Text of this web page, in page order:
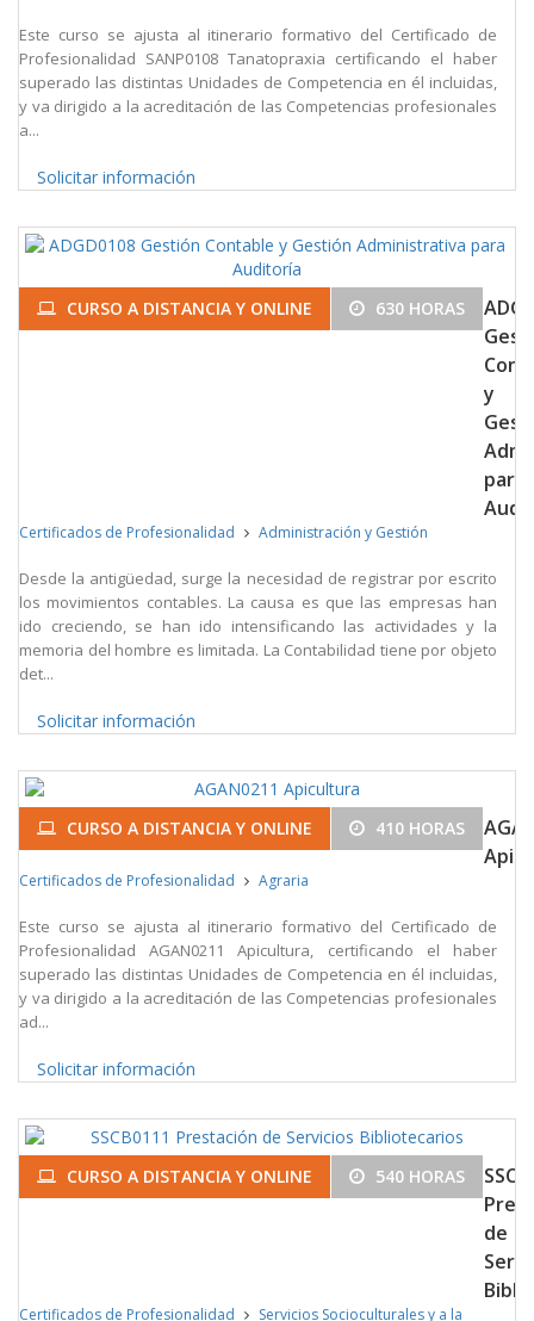
Este curso se ajusta al itinerario formativo del Certificado de
Profesionalidad SANP0108 Tanatopraxia certificando el haber
superado las distintas Unidades de Competencia en él incluidas,
y va dirigido a la acreditación de las Competencias profesionales
a...
Solicitar información
CURSO A DISTANCIA Y ONLINE 630 HORAS
y
para
Certificados de Profesionalidad Administración y Gestión
Desde la antigüedad, surge la necesidad de registrar por escrito
los movimientos contables. La causa es que las empresas han
ido creciendo, se han ido intensificando las actividades y la
memoria del hombre es limitada. La Contabilidad tiene por objeto
det...
Solicitar información
CURSO A DISTANCIA Y ONLINE 410 HORAS
Certificados de Profesionalidad Agraria
Este curso se ajusta al itinerario formativo del Certificado de
Profesionalidad AGAN0211 Apicultura, certificando el haber
superado las distintas Unidades de Competencia en él incluidas,
y va dirigido a la acreditación de las Competencias profesionales
ad...
Solicitar información
CURSO A DISTANCIA Y ONLINE 540 HORAS
de
Certificados de Profesionalidad Servicios Socioculturales y a la